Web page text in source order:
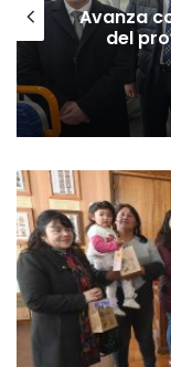
Avanza
del
M
u
n
i
i
p